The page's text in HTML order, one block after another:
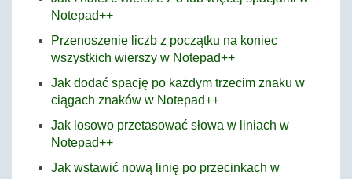
Notepad++
Przenoszenie liczb z początku na koniec
wszystkich wierszy w Notepad++
Jak dodać spację po każdym trzecim znaku w
ciągach znaków w Notepad++
Jak losowo przetasować słowa w liniach w
Notepad++
Jak wstawić nową linię po przecinkach w